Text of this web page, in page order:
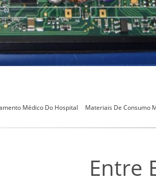
Médico Do Hospital Materiais De Consumo
Entre